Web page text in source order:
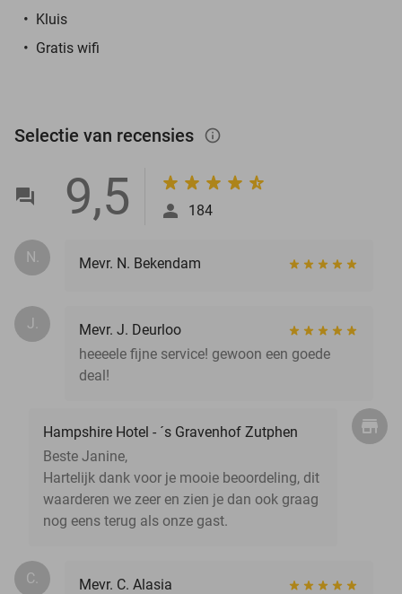
Kluis
Gratis wifi
Selectie van recensies info_outlined
9,5 184
N. Mevr. N. Bekendam
J.
Mevr. J. Deurloo
heeeele fijne service! gewoon een goede
deal!
Hampshire Hotel - ´s Gravenhof Zutphen
Beste Janine,
Hartelijk dank voor je mooie beoordeling, dit
waarderen we zeer en zien je dan ook graag
nog eens terug als onze gast.
C.
Mevr. C. Alasia